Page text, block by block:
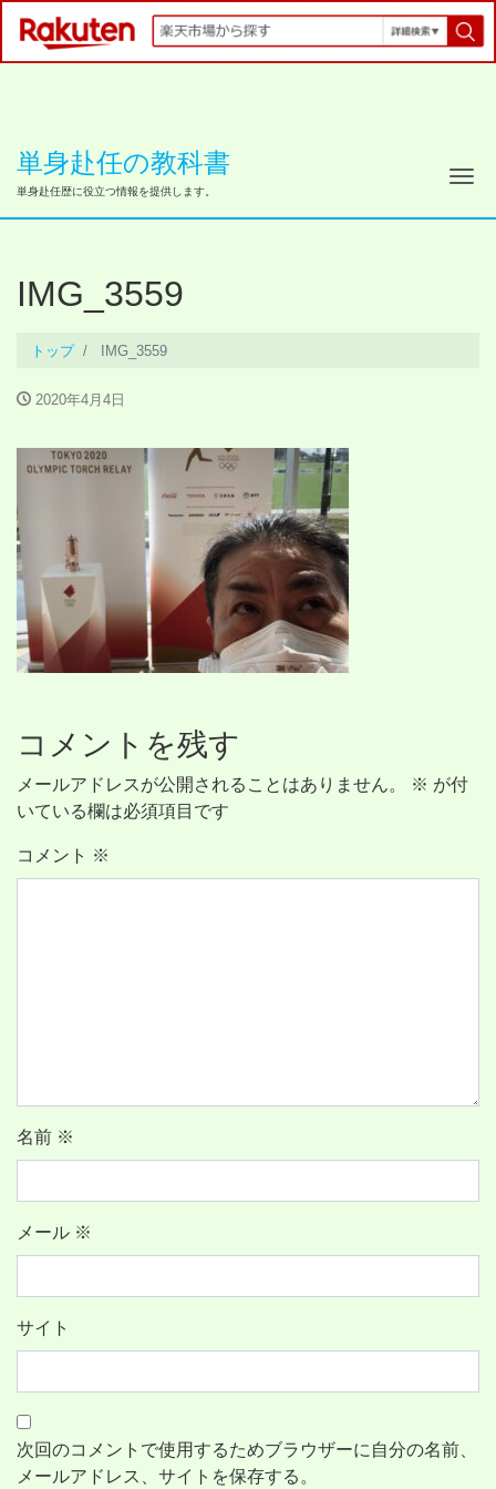
単身赴任の教科書
単身赴任歴に役立つ情報を提供します。 ナ
IMG_3559
トップ IMG_3559
2020年4月4日
コメントを残す
メールアドレスが公開されることはありません。 ※ が付
いている欄は必須項目です
コメント ※
名前 ※
メール ※
サイト
次回のコメントで使用するためブラウザーに自分の名前、
メールアドレス、サイトを保存する。